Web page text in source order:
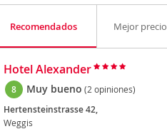
Recomendados Mejor precio
Hotel Alexander
8 Muy bueno (2 opiniones)
Hertensteinstrasse 42,
Weggis